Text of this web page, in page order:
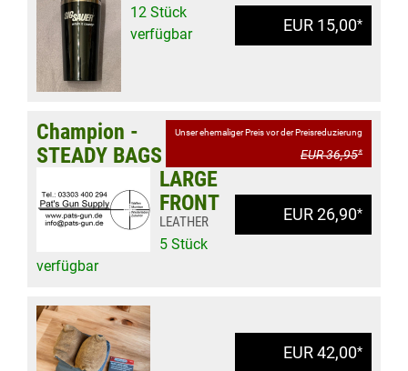
EUR 15,00*
12 Stück
verfügbar
Unser ehemaliger Preis vor der Preisreduzierung
EUR 36,95*
EUR 26,90*
Champion -
STEADY BAGS
LARGE
FRONT
LEATHER
5 Stück
verfügbar
EUR 42,00*